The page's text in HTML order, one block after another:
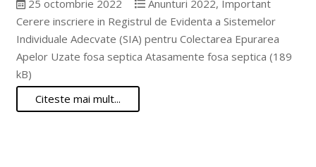
25 octombrie 2022 Anunturi 2022, Important
Cerere inscriere in Registrul de Evidenta a Sistemelor
Individuale Adecvate (SIA) pentru Colectarea Epurarea
Apelor Uzate fosa septica Atasamente fosa septica (189
kB)
Citeste mai mult...